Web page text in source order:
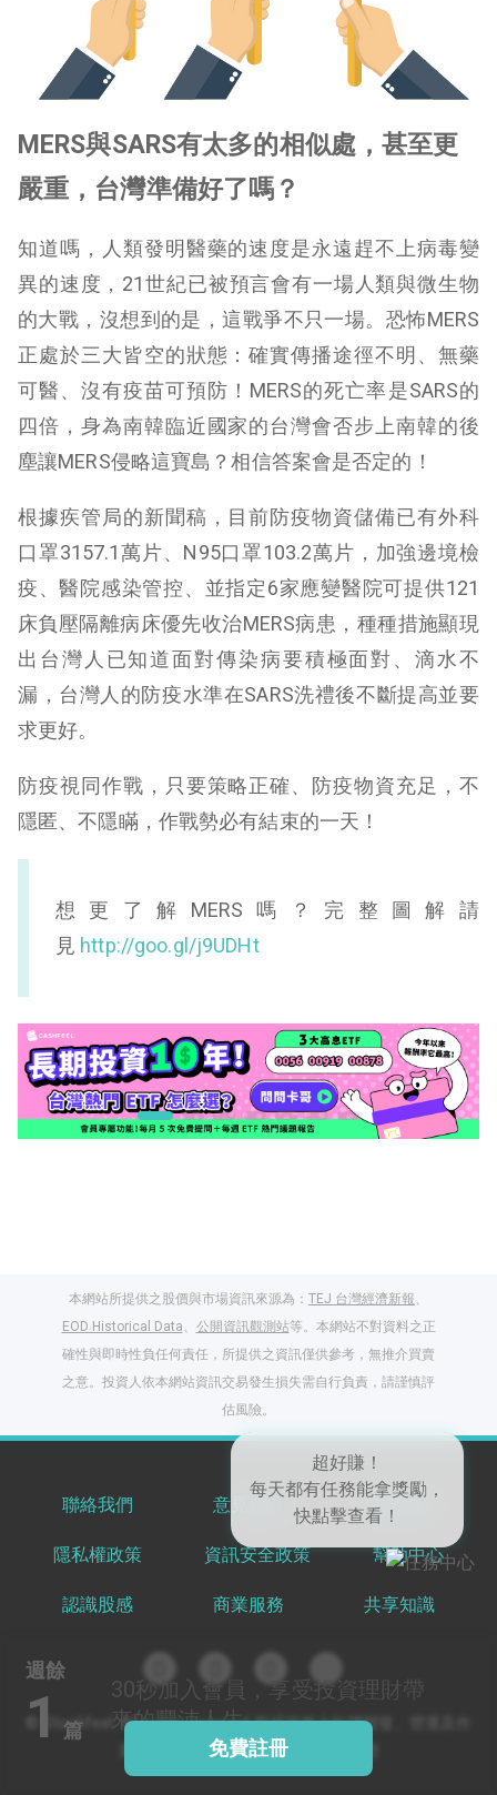
MERS與SARS有太多的相似處，甚至更
嚴重 ，台灣準備好了嗎？
知道嗎，人類發明醫藥的速度是永遠趕不上病毒變
異的速度，21世紀已被預言會有一場人類與微生物
的大戰，沒想到的是，這戰爭不只一場。恐怖MERS
正處於三大皆空的狀態：確實傳播途徑不明、無藥
可醫、沒有疫苗可預防！MERS的死亡率是SARS的
四倍，身為南韓臨近國家的台灣會否步上南韓的後
塵讓MERS侵略這寶島？相信答案會是否定的！
根據疾管局的新聞稿，目前防疫物資儲備已有外科
口罩3157.1萬片、N95口罩103.2萬片，加強邊境檢
疫、醫院感染管控、並指定6家應變醫院可提供121
床負壓隔離病床優先收治MERS病患，種種措施顯現
出台灣人已知道面對傳染病要積極面對、滴水不
漏，台灣人的防疫水準在SARS洗禮後不斷提高並要
求更好。
防疫視同作戰，只要策略正確、防疫物資充足，不
隱匿、不隱瞞，作戰勢必有結束的一天！
想更了解MERS嗎？完整圖解請
見 http://goo.gl/j9UDHt
週餘
1 篇
30秒加入會員，享受投資理財帶
來的豐沛人生
免費註冊
本網站所提供之股價與市場資訊來源為： TEJ 台灣經濟新報、
EOD Historical Data、 公開資訊觀測站等。本網站不對資料之正
確性與即時性負任何責任，所提供之資訊僅供參考，無推介買賣
之意。投資人依本網站資訊交易發生損失需自行負責，請謹慎評
估風險。
聯絡我們 意見反饋 服務條款
隱私權政策 資訊安全政策 幫助中心
認識股感 商業服務 共享知識
© Stockfeel. All rights reserved 股感服務之軟體開發、營運及作
業環境通過 ISO/IEC 27001:2022 驗證
超好賺！
每天都有任務能拿獎勵，
登入股感會員，閱讀
任一文章
出國就缺這咖？股